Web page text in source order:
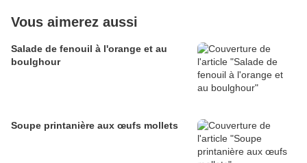
Vous aimerez aussi
Salade de fenouil à l'orange et au
boulghour
Soupe printanière aux œufs mollets